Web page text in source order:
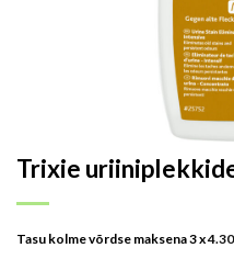
Trixie
Tasu kolme võrdse maksena 3 x4.30